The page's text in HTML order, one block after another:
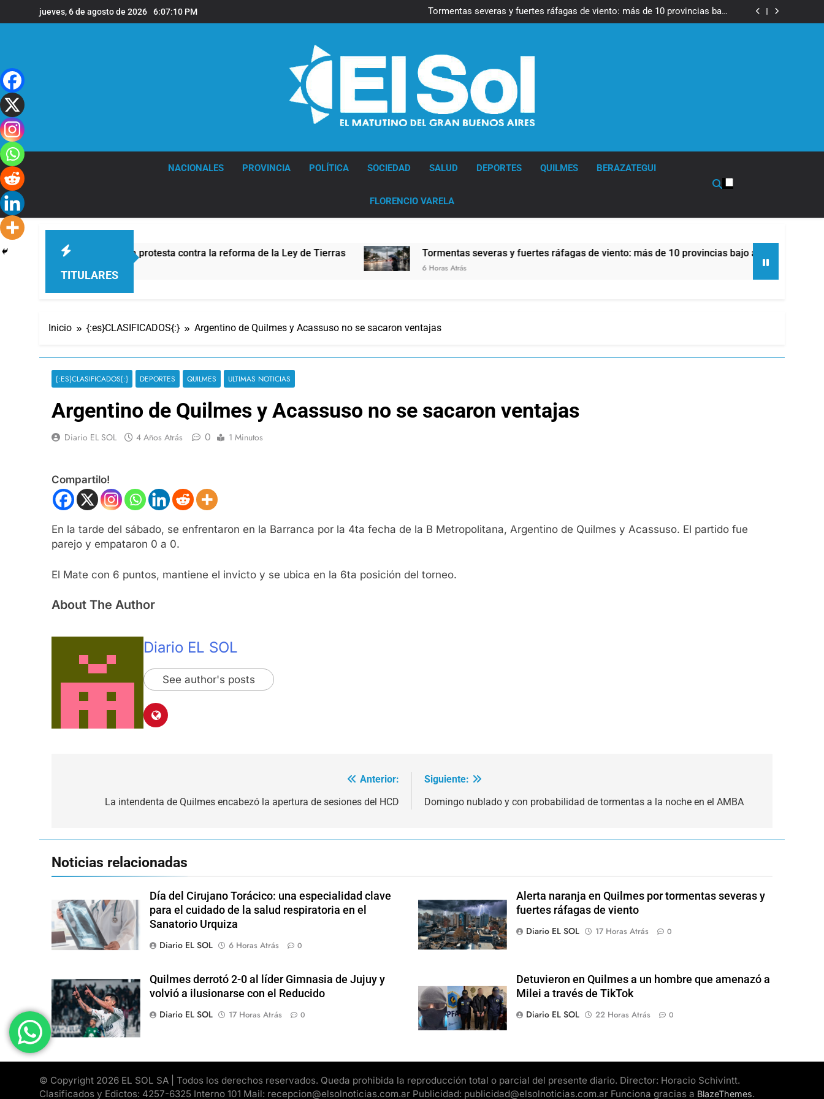
al
jueves, 6 de agosto de 2026 6:07:11 PM
protesta contra la reforma de la Ley de Tierras
Tormentas severas y fuertes ráfagas de viento: más de 10 provincias bajo
alerta meteorológica
Senado debate el proyecto sobre propiedad privada con foco en los
Tormentas severas y fuertes ráfagas de viento: más de 10 provincias bajo
Senado debate el proyecto sobre propiedad privada con foco en los
Día del Cirujano Torácico: una especialidad clave para el cuidado de la
NACIONALES PROVINCIA POLÍTICA SOCIEDAD SALUD DEPORTES QUILMES BERAZATEGUI
FLORENCIO VARELA
TITULARES
de seguridad por la protesta contra la reforma de la Ley de Tierras Tormentas severas y fuertes ráfagas de viento: más de 10 provincias bajo alerta meteorológica
6 Horas Atrás
Inicio {:es}CLASIFICADOS{:} Argentino de Quilmes y Acassuso no se sacaron ventajas
{:ES}CLASIFICADOS{:} DEPORTES QUILMES ULTIMAS NOTICIAS
Argentino de Quilmes y Acassuso no se sacaron ventajas
Diario EL SOL 4 Años Atrás 0 1 Minutos
Compartilo!
En la tarde del sábado, se enfrentaron en la Barranca por la 4ta fecha de la B Metropolitana, Argentino de Quilmes y Acassuso. El partido fue
parejo y empataron 0 a 0.
El Mate con 6 puntos, mantiene el invicto y se ubica en la 6ta posición del torneo.
About The Author
Diario EL SOL
See author's posts
Anterior:
La intendenta de Quilmes encabezó la apertura de sesiones del HCD
Siguiente:
Domingo nublado y con probabilidad de tormentas a la noche en el AMBA
Noticias relacionadas
Día del Cirujano Torácico: una especialidad clave
para el cuidado de la salud respiratoria en el
Sanatorio Urquiza
Diario EL SOL
6 Horas Atrás 0
Alerta naranja en Quilmes por tormentas severas y
fuertes ráfagas de viento
Diario EL SOL
17 Horas Atrás 0
Quilmes derrotó 2-0 al líder Gimnasia de Jujuy y
volvió a ilusionarse con el Reducido
Diario EL SOL
17 Horas Atrás 0
Detuvieron en Quilmes a un hombre que amenazó a
Milei a través de TikTok
Diario EL SOL
22 Horas Atrás 0
© Copyright 2026 EL SOL SA | Todos los derechos reservados. Queda prohibida la reproducción total o parcial del presente diario. Director: Horacio Schivintt.
Clasificados y Edictos: 4257-6325 Interno 101 Mail: recepcion@elsolnoticias.com.ar Publicidad: publicidad@elsolnoticias.com.ar Funciona gracias a BlazeThemes.